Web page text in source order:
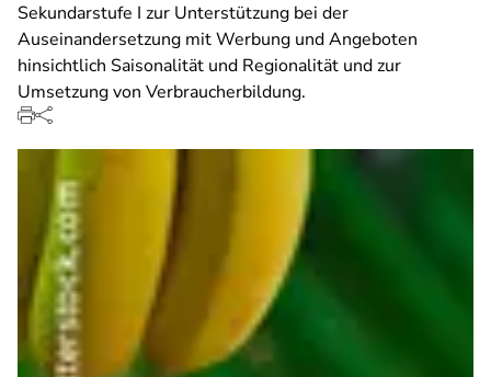
Sekundarstufe I zur Unterstützung bei der
Auseinandersetzung mit Werbung und Angeboten
hinsichtlich Saisonalität und Regionalität und zur
Umsetzung von Verbraucherbildung.